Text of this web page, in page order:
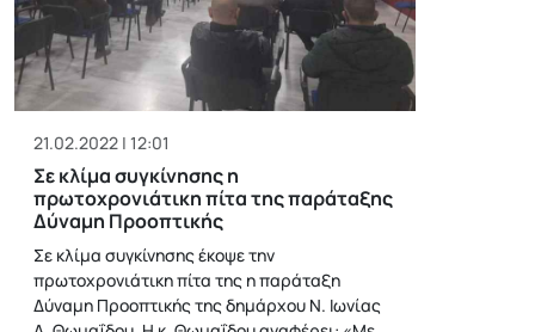
21.02.2022 | 12:01
Σε κλίμα συγκίνησης η
πρωτοχρονιάτικη πίτα της παράταξης
Δύναμη Προοπτικής
Σε κλίμα συγκίνησης έκοψε την
πρωτοχρονιάτικη πίτα της η παράταξη
Δύναμη Προοπτικής της δημάρχου Ν. Ιωνίας